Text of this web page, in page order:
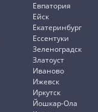
Евпатория
Ейск
Екатеринбург
Ессентуки
Зеленоградск
Златоуст
Иваново
Ижевск
Иркутск
Йошкар-Ола